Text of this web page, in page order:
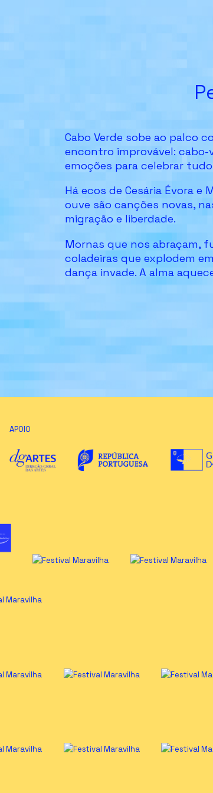
Cabo Verde sobe ao palco
encontro improvável:
emoções para celebrar
Há ecos de Cesária Évora e
ouve são canções novas,
migração e liberdade.
Mornas que nos abraçam,
coladeiras que explodem
dança invade. A alma
APOIO